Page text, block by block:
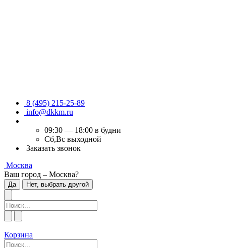
8 (495) 215-25-89
info@dkkm.ru
09:30 — 18:00 в будни
Сб,Вс выходной
Заказать звонок
Москва
Ваш город – Москва?
Да Нет, выбрать другой
Корзина